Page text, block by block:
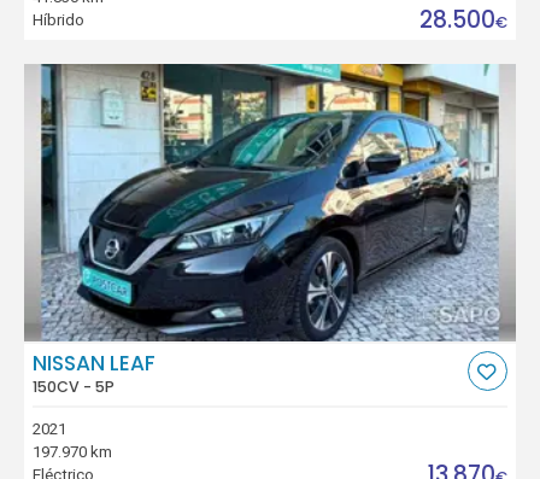
Híbrido
28.500€
NISSAN LEAF
150CV - 5P
2021
197.970 km
Eléctrico